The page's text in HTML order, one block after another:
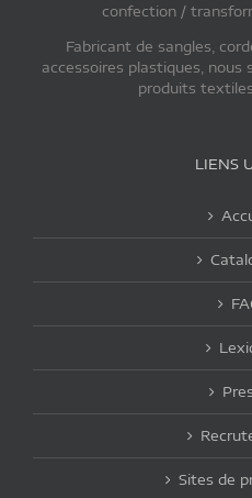
confection /
Fabricant de sangles,
accessoires plastiques,
produits
LIENS
Sites de